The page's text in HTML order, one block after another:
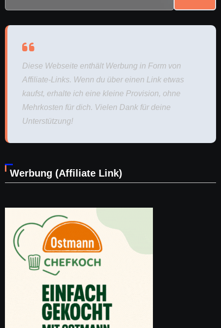
Diese Webseite enthält Werbung in Form von
Affiliate-Links. Wenn du über einen Link etwas
kaufst, erhalte ich eine kleine Provision, ohne
Mehrkosten für dich. Vielen Dank für deine
Unterstützung!
Werbung (Affiliate Link)